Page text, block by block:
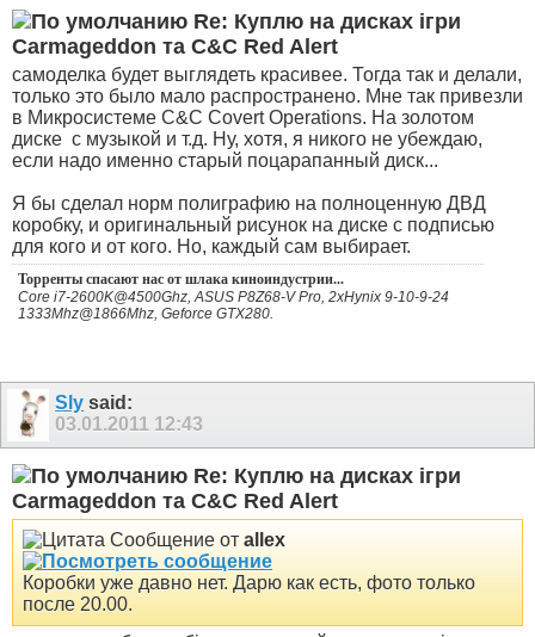
Re: Куплю на дисках ігри
Carmageddon та C&C Red Alert
самоделка будет выглядеть красивее. Тогда так и делали,
только это было мало распространено. Мне так привезли
в Микросистеме C&C Covert Operations. На золотом
диске с музыкой и т.д. Ну, хотя, я никого не убеждаю,
если надо именно старый поцарапанный диск...
Я бы сделал норм полиграфию на полноценную ДВД
коробку, и оригинальный рисунок на диске с подписью
для кого и от кого. Но, каждый сам выбирает.
Торренты спасают нас от шлака киноиндустрии...
Core i7-2600K@4500Ghz, ASUS P8Z68-V Pro, 2xHynix 9-10-9-24
1333Mhz@1866Mhz, Geforce GTX280.
Sly said:
03.01.2011 12:43
Re: Куплю на дисках ігри
Carmageddon та C&C Red Alert
Сообщение от allex
Коробки уже давно нет. Дарю как есть, фото только
после 20.00.